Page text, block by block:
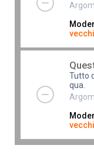
Tutto
qua.